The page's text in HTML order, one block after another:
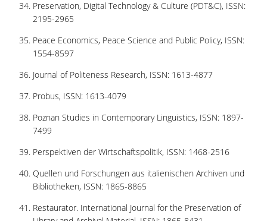
Preservation, Digital Technology & Culture (PDT&C), ISSN:
2195-2965
Peace Economics, Peace Science and Public Policy, ISSN:
1554-8597
Journal of Politeness Research, ISSN: 1613-4877
Probus, ISSN: 1613-4079
Poznan Studies in Contemporary Linguistics, ISSN: 1897-
7499
Perspektiven der Wirtschaftspolitik, ISSN: 1468-2516
Quellen und Forschungen aus italienischen Archiven und
Bibliotheken, ISSN: 1865-8865
Restaurator. International Journal for the Preservation of